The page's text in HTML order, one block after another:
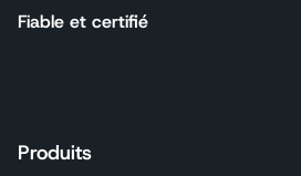
Fiable et certifié
Produits